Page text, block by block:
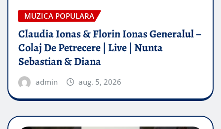
MUZICA POPULARA
Claudia Ionas & Florin Ionas Generalul –
Colaj De Petrecere | Live | Nunta
Sebastian & Diana
admin aug. 5, 2026